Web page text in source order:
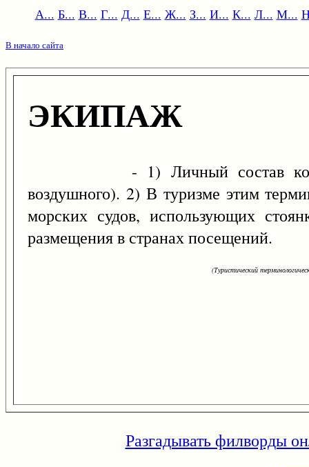
А... Б... В... Г... Д... Е... Ж... З... И... К... Л... М...
В начало сайта
ЭКИПАЖ
- 1) Личный состав корабля
воздушного). 2) В туризме этим
морских судов, использующих
размещения в странах посещений.
(Туристический
Разгадывать филворды